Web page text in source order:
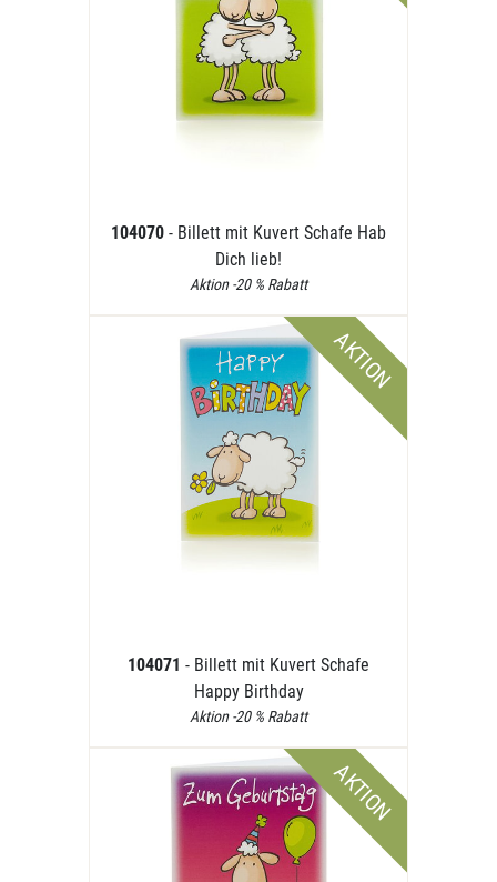
104070 - Billett mit Kuvert Schafe Hab
Dich lieb!
Aktion -20 % Rabatt
AKTION
104071 - Billett mit Kuvert Schafe
Happy Birthday
Aktion -20 % Rabatt
AKTION